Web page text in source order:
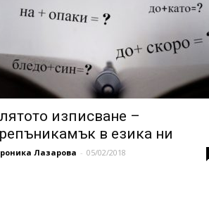
изписване –
в езика ни
Лазарова - 05/02/2018